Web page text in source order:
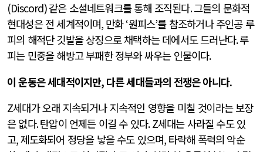
(Discord)같은 소셜네트워크를 통해 조직된다.그들의 문화적
현대성은 전 세계적이며, 만화‘원피스’를 참조하거나 주인공 루
피의 해적단 깃발을 상징으로 채택하는 데에서도 드러난다.루
피는 민중을 해방고 부패한 정부와 싸우는 인물이다.
이 운동은 세대적이지만, 다른 세대들과의 전쟁은 아니다.
Z세대가 오래 지속되거나 지속적인 영향을 미칠 것이라는 보장
은 없다.탄압이 언제든 이길 수 있다. Z세대는 사라질 수도 있
고,제도화되어 정당을 낳을 수도 있으며, 타락해 폭력의 악순